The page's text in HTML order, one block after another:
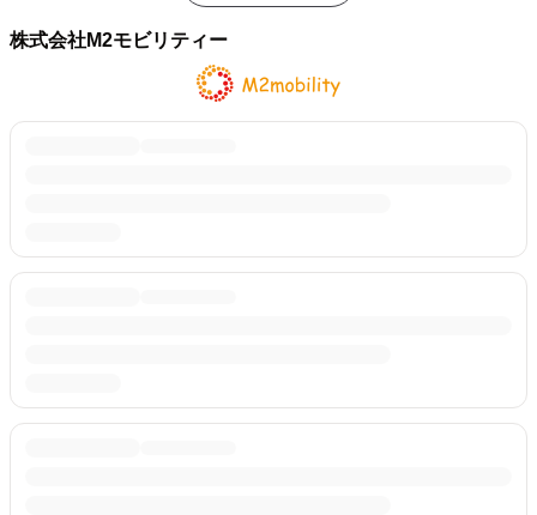
株式会社M2モビリティー